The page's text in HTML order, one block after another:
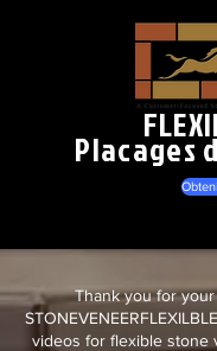
Placages
Thank you for
videos for flexible stone